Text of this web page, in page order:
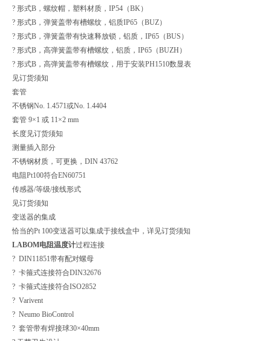
? 形式B，螺纹帽，塑料材质，IP54（BK）
? 形式B，弹簧盖带有槽螺纹，铝质IP65（BUZ）
? 形式B，弹簧盖带有快速释放锁，铝质，IP65（BUS）
? 形式B，高弹簧盖带有槽螺纹，铝质，IP65（BUZH）
? 形式B，高弹簧盖带有槽螺纹，用于安装PH1510数显表
见订货须知
套管
不锈钢No. 1.4571或No. 1.4404
套管 9×1 或 11×2 mm
长度见订货须知
测量插入部分
不锈钢材质，可更换，DIN 43762
电阻Pt100符合EN60751
传感器/等级/接线形式
见订货须知
变送器的集成
恰当的Pt 100变送器可以集成于接线盒中，详见订货须知
LABOM电阻温度计过程连接
? DIN11851带有配对螺母
? 卡箍式连接符合DIN32676
? 卡箍式连接符合ISO2852
? Varivent
? Neumo BioControl
? 套管带有焊接球30×40mm